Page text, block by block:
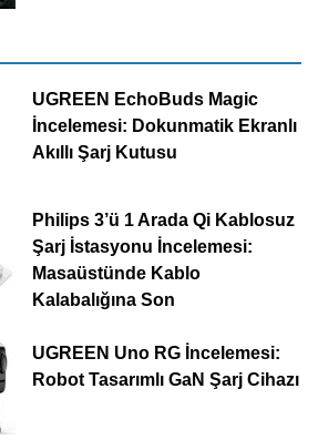
UGREEN EchoBuds Magic
İncelemesi: Dokunmatik Ekranlı
Akıllı Şarj Kutusu
Philips 3’ü 1 Arada Qi Kablosuz
Şarj İstasyonu İncelemesi:
Masaüstünde Kablo
Kalabalığına Son
UGREEN Uno RG İncelemesi:
Robot Tasarımlı GaN Şarj Cihazı